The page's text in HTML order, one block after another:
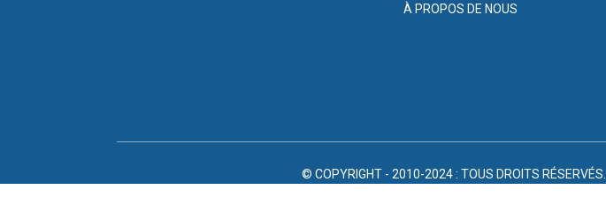
À PROPOS DE NOUS
© COPYRIGHT - 2010-2024 : TOUS DROITS RÉSERVÉS.